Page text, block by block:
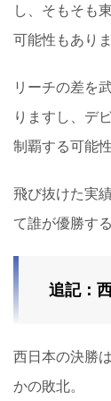
し、そもそも
可能性もありま
リーチの差を
りますし、デ
制覇する可能
飛び抜けた実
て誰が優勝す
追記：
西日本の決勝
かの敗北。